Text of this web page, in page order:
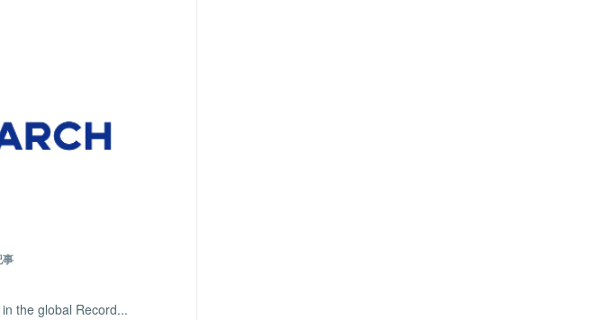
事
the global Record...